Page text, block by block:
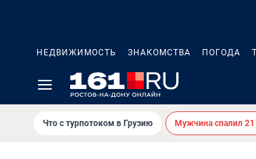
НЕДВИЖИМОСТЬ ЗНАКОМСТВА ПОГОДА
Что с турпотоком в Грузию Мужчина спалил